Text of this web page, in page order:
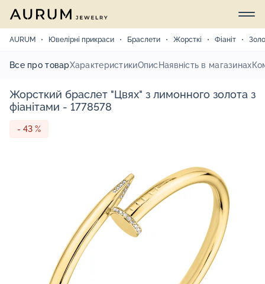
AURUM Ювелірні прикраси Браслети Жорсткі Фіаніт
Все про товарХарактеристикиОпис Наявність в магазинах
Жорсткий браслет "Цвях" з лимонного золота з
фіанітами - 1778578
- 43 %